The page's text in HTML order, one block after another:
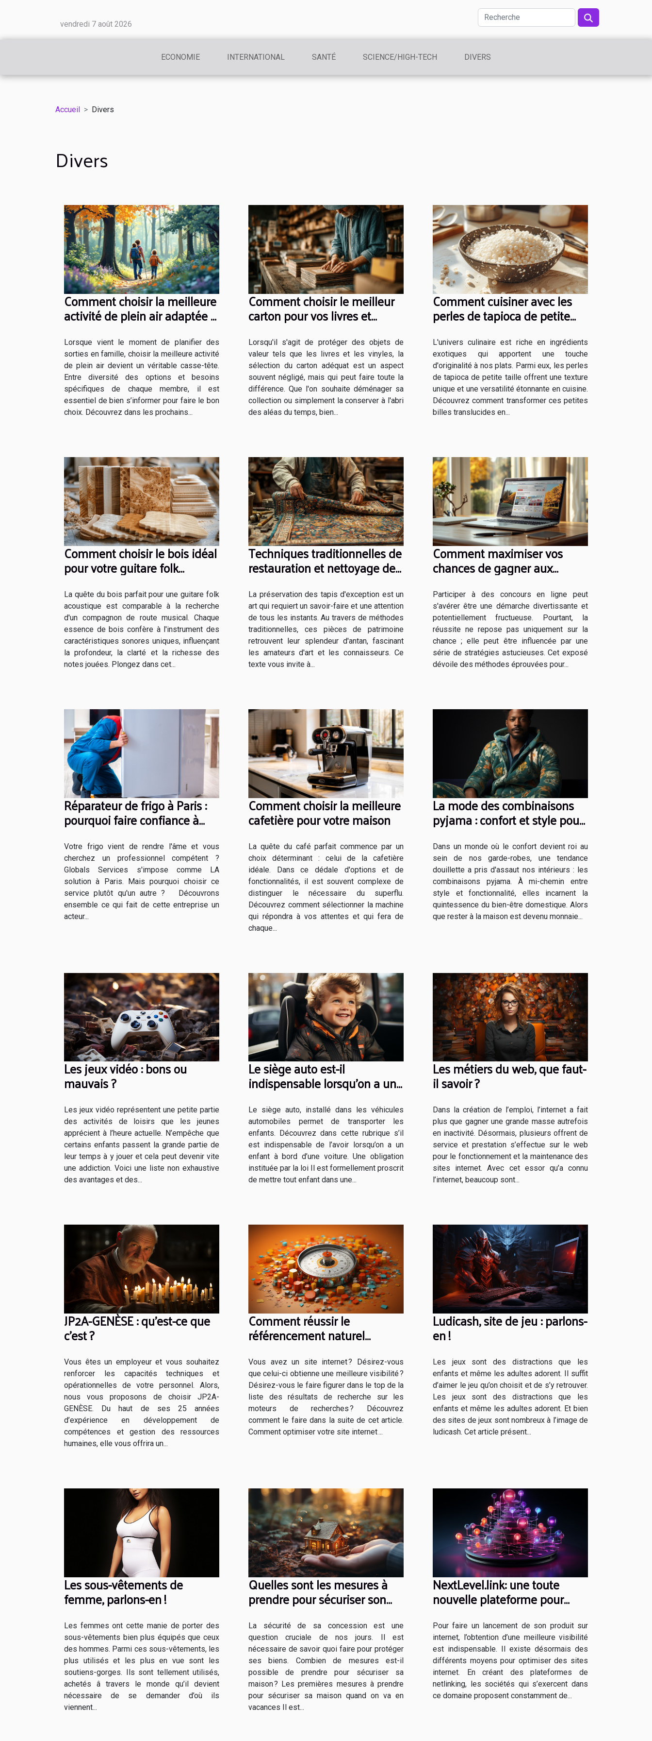
vendredi 7 août 2026
ECONOMIE INTERNATIONAL SANTÉ SCIENCE/HIGH-TECH DIVERS
Accueil Divers
Divers
Comment choisir la meilleure
activité de plein air adaptée à
votre famille ?
Lorsque vient le moment de planifier des
sorties en famille, choisir la meilleure activité
de plein air devient un véritable casse-tête.
Entre diversité des options et besoins
spécifiques de chaque membre, il est
essentiel de bien s’informer pour faire le bon
choix. Découvrez dans les prochains...
Comment choisir le meilleur
carton pour vos livres et
Lorsqu'il s'agit de protéger des objets de
valeur tels que les livres et les vinyles, la
sélection du carton adéquat est un aspect
souvent négligé, mais qui peut faire toute la
différence. Que l'on souhaite déménager sa
collection ou simplement la conserver à l'abri
des aléas du temps, bien...
Comment cuisiner avec les
perles de tapioca de petite
taille
L'univers culinaire est riche en ingrédients
exotiques qui apportent une touche
d'originalité à nos plats. Parmi eux, les perles
de tapioca de petite taille offrent une texture
unique et une versatilité étonnante en cuisine.
Découvrez comment transformer ces petites
billes translucides en...
Comment choisir le bois idéal
pour votre guitare folk
acoustique
La quête du bois parfait pour une guitare folk
acoustique est comparable à la recherche
d'un compagnon de route musical. Chaque
essence de bois confère à l'instrument des
caractéristiques sonores uniques, influençant
la profondeur, la clarté et la richesse des
notes jouées. Plongez dans cet...
Techniques traditionnelles de
restauration et nettoyage de
La préservation des tapis d'exception est un
art qui requiert un savoir-faire et une attention
de tous les instants. Au travers de méthodes
traditionnelles, ces pièces de patrimoine
retrouvent leur splendeur d'antan, fascinant
les amateurs d'art et les connaisseurs. Ce
texte vous invite à...
Comment maximiser vos
chances de gagner aux
concours en ligne
Participer à des concours en ligne peut
s'avérer être une démarche divertissante et
potentiellement fructueuse. Pourtant, la
réussite ne repose pas uniquement sur la
chance ; elle peut être influencée par une
série de stratégies astucieuses. Cet exposé
dévoile des méthodes éprouvées pour...
Réparateur de frigo à Paris :
pourquoi faire confiance à
Globals Services ?
Votre frigo vient de rendre l'âme et vous
cherchez un professionnel compétent ?
Globals Services s'impose comme LA
solution à Paris. Mais pourquoi choisir ce
service plutôt qu'un autre ? Découvrons
ensemble ce qui fait de cette entreprise un
acteur...
Comment choisir la meilleure
cafetière pour votre maison
La quête du café parfait commence par un
choix déterminant : celui de la cafetière
idéale. Dans ce dédale d'options et de
fonctionnalités, il est souvent complexe de
distinguer le nécessaire du superflu.
Découvrez comment sélectionner la machine
qui répondra à vos attentes et qui fera de
chaque...
La mode des combinaisons
pyjama : confort et style pour
rester à la maison
Dans un monde où le confort devient roi au
sein de nos garde-robes, une tendance
douillette a pris d'assaut nos intérieurs : les
combinaisons pyjama. À mi-chemin entre
style et fonctionnalité, elles incarnent la
quintessence du bien-être domestique. Alors
que rester à la maison est devenu monnaie...
Les jeux vidéo : bons ou
mauvais ?
Les jeux vidéo représentent une petite partie
des activités de loisirs que les jeunes
apprécient à l’heure actuelle. N’empêche que
certains enfants passent la grande partie de
leur temps à y jouer et cela peut devenir vite
une addiction. Voici une liste non exhaustive
des avantages et des...
Le siège auto est-il
indispensable lorsqu’on a un
enfant à bord ?
Le siège auto, installé dans les véhicules
automobiles permet de transporter les
enfants. Découvrez dans cette rubrique s’il
est indispensable de l’avoir lorsqu’on a un
enfant à bord d’une voiture. Une obligation
instituée par la loi Il est formellement proscrit
de mettre tout enfant dans une...
Les métiers du web, que faut-
il savoir ?
Dans la création de l’emploi, l’internet a fait
plus que gagner une grande masse autrefois
en inactivité. Désormais, plusieurs offrent de
service et prestation s’effectue sur le web
pour le fonctionnement et la maintenance des
sites internet. Avec cet essor qu’a connu
l’internet, beaucoup sont...
JP2A-GENÈSE : qu’est-ce que
c’est ?
Vous êtes un employeur et vous souhaitez
renforcer les capacités techniques et
opérationnelles de votre personnel. Alors,
nous vous proposons de choisir JP2A-
GENÈSE. Du haut de ses 25 années
d’expérience en développement de
compétences et gestion des ressources
humaines, elle vous offrira un...
Comment réussir le
référencement naturel
Vous avez un site internet ? Désirez-vous
que celui-ci obtienne une meilleure visibilité ?
Désirez-vous le faire figurer dans le top de la
liste des résultats de recherche sur les
moteurs de recherches ? Découvrez
comment le faire dans la suite de cet article.
Comment optimiser votre site internet ...
Ludicash, site de jeu : parlons-
en !
Les jeux sont des distractions que les
enfants et même les adultes adorent. Il suffit
d’aimer le jeu qu’on choisit et de s’y retrouver.
Les jeux sont des distractions que les
enfants et même les adultes adorent. Et bien
des sites de jeux sont nombreux à l’image de
ludicash. Cet article présent...
Les sous-vêtements de
femme, parlons-en !
Les femmes ont cette manie de porter des
sous-vêtements bien plus équipés que ceux
des hommes. Parmi ces sous-vêtements, les
plus utilisés et les plus en vue sont les
soutiens-gorges. Ils sont tellement utilisés,
achetés â travers le monde qu’il devient
nécessaire de se demander d’où ils
viennent...
Quelles sont les mesures à
prendre pour sécuriser son
domicile ?
La sécurité de sa concession est une
question cruciale de nos jours. Il est
nécessaire de savoir quoi faire pour protéger
ses biens. Combien de mesures est-il
possible de prendre pour sécuriser sa
maison ? Les premières mesures à prendre
pour sécuriser sa maison quand on va en
vacances Il est...
NextLevel.link: une toute
nouvelle plateforme pour
votre netlinking
Pour faire un lancement de son produit sur
internet, l’obtention d’une meilleure visibilité
est indispensable. Il existe désormais des
différents moyens pour optimiser des sites
internet. En créant des plateformes de
netlinking, les sociétés qui s’exercent dans
ce domaine proposent constamment de...